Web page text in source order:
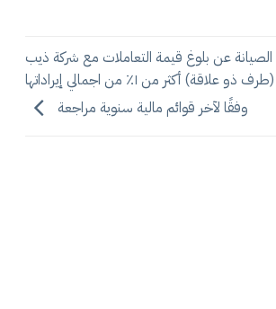
عن بلوغ قيمة التعاملات مع شركة ذيب
لتأجير السيارات (طرف ذو علاقة) أكثر من ١٪ من اجمالي إيراداتها
وفقًا لآخر قوائم مالية سنوية مراجعة